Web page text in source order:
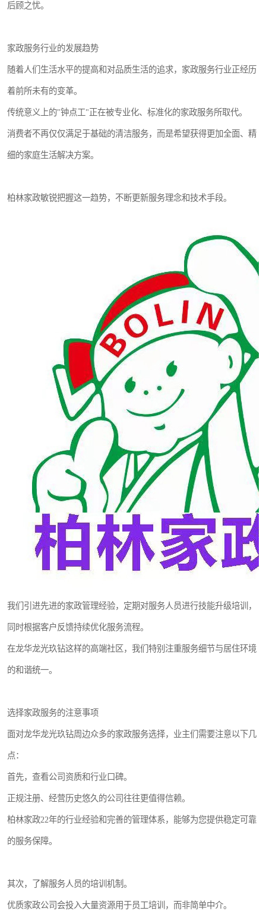
后顾之忧。
家政服务行业的发展趋势
随着人们生活水平的提高和对品质生活的追求，家政服务行业正经历
着前所未有的变革。
传统意义上的"钟点工"正在被专业化、标准化的家政服务所取代。
消费者不再仅仅满足于基础的清洁服务，而是希望获得更加全面、精
细的家庭生活解决方案。
柏林家政敏锐把握这一趋势，不断更新服务理念和技术手段。
我们引进先进的家政管理经验，定期对服务人员进行技能升级培训，
同时根据客户反馈持续优化服务流程。
在龙华龙光玖钻这样的高端社区，我们特别注重服务细节与居住环境
的和谐统一。
选择家政服务的注意事项
面对龙华龙光玖钻周边众多的家政服务选择，业主们需要注意以下几
点：
首先，查看公司资质和行业口碑。
正规注册、经营历史悠久的公司往往更值得信赖。
柏林家政22年的行业经验和完善的管理体系，能够为您提供稳定可靠
的服务保障。
其次，了解服务人员的培训机制。
优质家政公司会投入大量资源用于员工培训，而非简单中介。